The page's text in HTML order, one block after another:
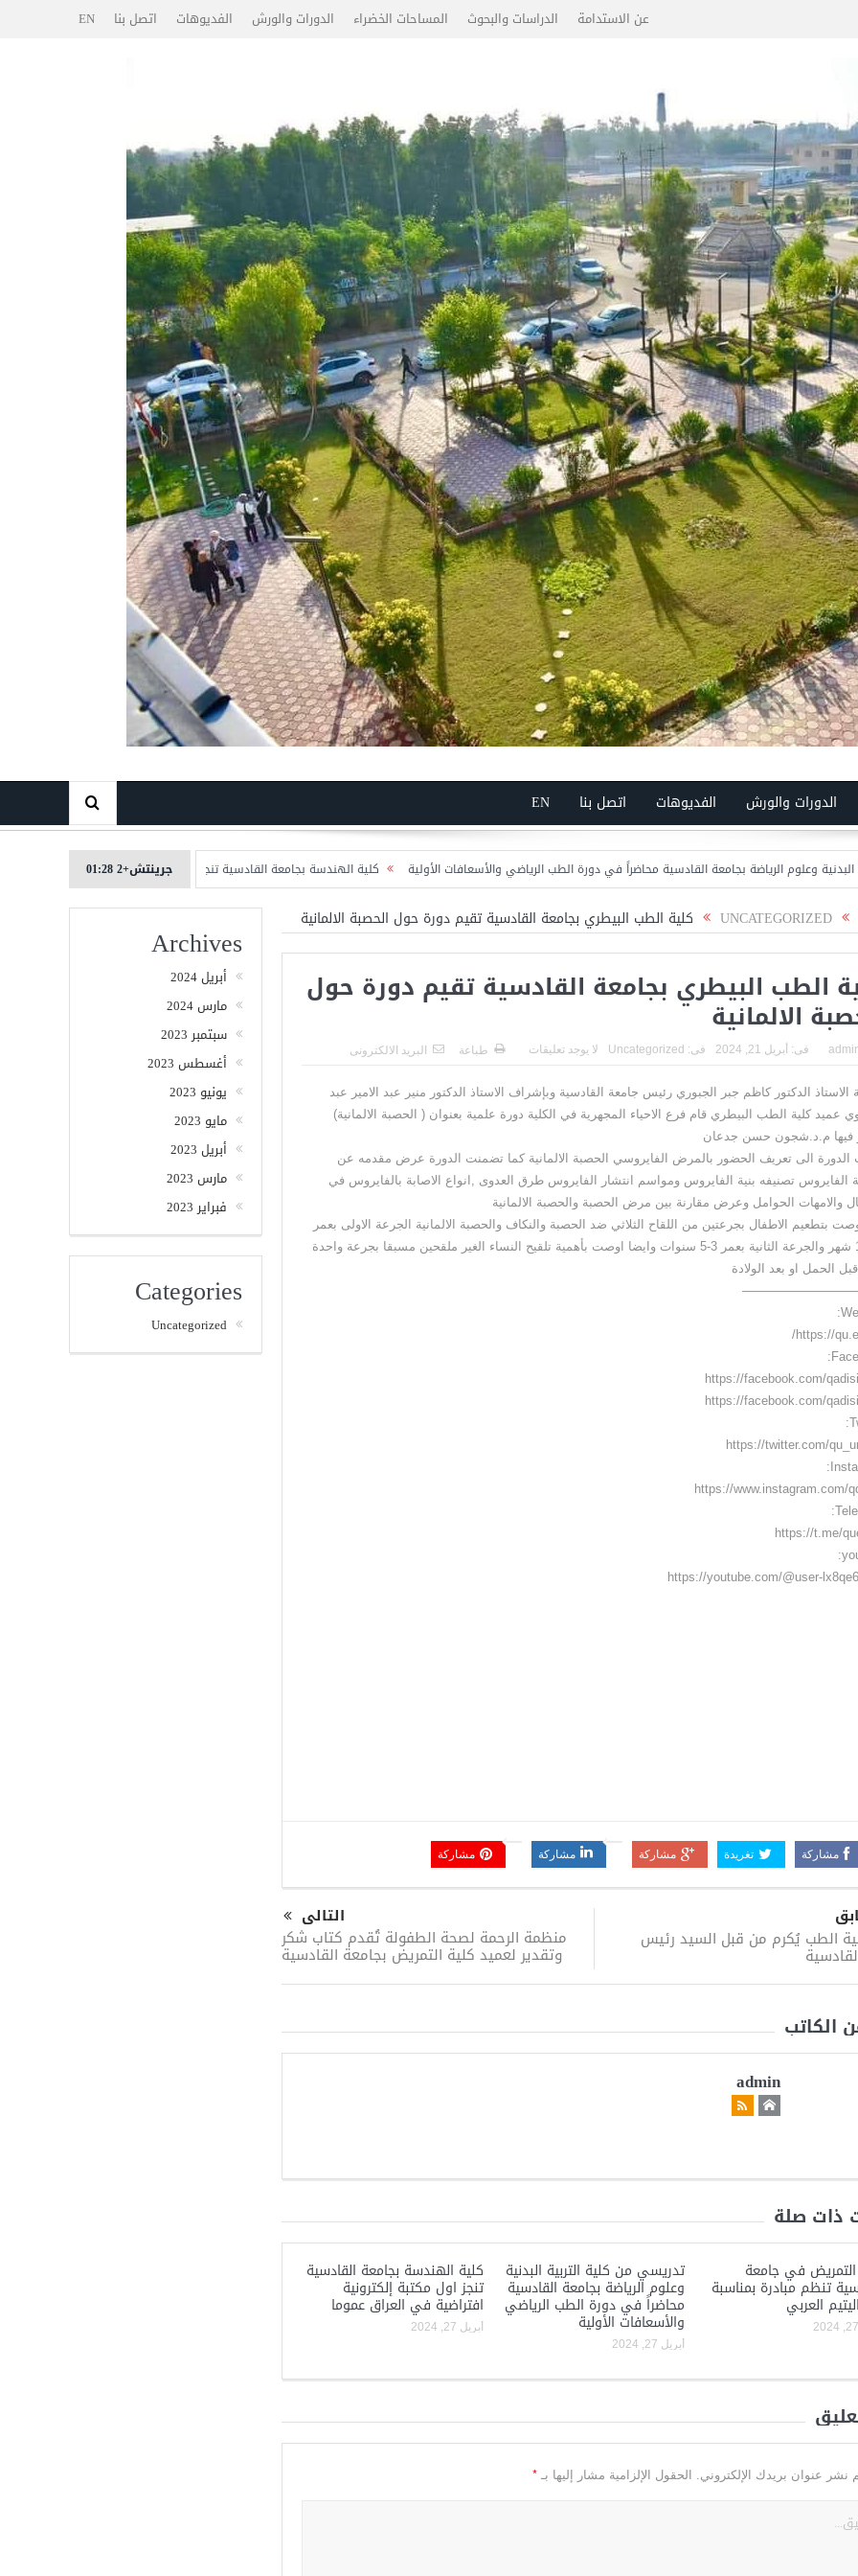
عن الاستدامة الدراسات والبحوث المساحات الخضراء الدورات والورش الفديوهات اتصل بنا EN
الدورات والورش الفديوهات اتصل بنا EN
بجامعة القادسية محاضراً في دورة الطب الرياضي والأسعافات الأولية كلية الهندسة بجامعة القادسية تنجز اول مكتبة إلكترونية افتراضية في العراق عموما
جرينتش+2 01:28
UNCATEGORIZED كلية الطب البيطري بجامعة القادسية تقيم دورة حول الحصبة الالمانية
الطب البيطري بجامعة القادسية تقيم دورة حول
الالمانية
فى: أبريل 21, 2024 فى: Uncategorized لا يوجد تعليقات طباعة البريد الالكترونى
الاستاذ الدكتور كاظم جبر الجبوري رئيس جامعة القادسية وبإشراف الاستاذ الدكتور منير عبد الامير عبد
عميد كلية الطب البيطري قام فرع الاحياء المجهرية في الكلية دورة علمية بعنوان ( الحصبة الالمانية)
فيها م.د.شجون حسن جدعان
الى تعريف الحضور بالمرض الفايروسي الحصبة الالمانية كما تضمنت الدورة عرض مقدمه عن
الفايروس تصنيفه بنية الفايروس ومواسم انتشار الفايروس طرق العدوى ,انواع الاصابة بالفايروس في
والامهات الحوامل وعرض مقارنة بين مرض الحصبة والحصبة الالمانية
بتطعيم الاطفال بجرعتين من اللقاح الثلاثي ضد الحصبة والنكاف والحصبة الالمانية الجرعة الاولى بعمر
12-15 شهر والجرعة الثانية بعمر 3-5 سنوات وايضا اوصت بأهمية تلقيح النساء الغير ملقحين مسبقا بجرعة واحدة
الحمل او بعد الولادة
مشاركة تغريدة مشاركة مشاركة مشاركة
الطب يُكرم من قبل السيد رئيس
التالى
منظمة الرحمة لصحة الطفولة تُقدم كتاب شكر
وتقدير لعميد كلية التمريض بجامعة القادسية
الكاتب
admin
ذات صلة
التمريض في جامعة
تنظم مبادرة بمناسبة
العربي
تدريسي من كلية التربية البدنية
وعلوم الرياضة بجامعة القادسية
محاضراً في دورة الطب الرياضي
والأسعافات الأولية
أبريل 27, 2024
كلية الهندسة بجامعة القادسية
تنجز اول مكتبة إلكترونية
افتراضية في العراق عموما
أبريل 27, 2024
نشر عنوان بريدك الإلكتروني. الحقول الإلزامية مشار إليها بـ*
Archives
أبريل 2024
مارس 2024
سبتمبر 2023
أغسطس 2023
يونيو 2023
مايو 2023
أبريل 2023
مارس 2023
فبراير 2023
Categories
Uncategorized